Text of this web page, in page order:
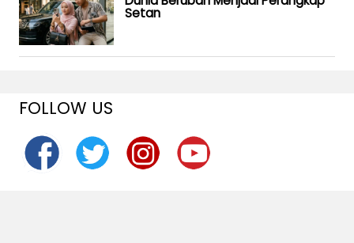
Setan
FOLLOW US